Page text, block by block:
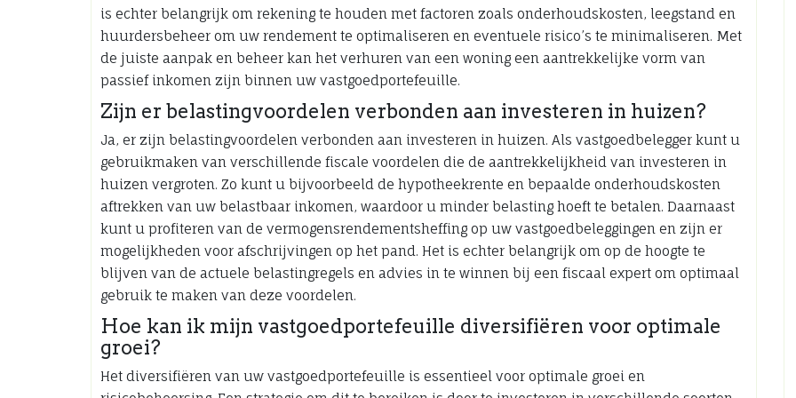
is echter belangrijk om rekening te houden met factoren zoals onderhoudskosten, leegstand en
huurdersbeheer om uw rendement te optimaliseren en eventuele risico’s te minimaliseren. Met
de juiste aanpak en beheer kan het verhuren van een woning een aantrekkelijke vorm van
passief inkomen zijn binnen uw vastgoedportefeuille.
Zijn er belastingvoordelen verbonden aan investeren in huizen?
Ja, er zijn belastingvoordelen verbonden aan investeren in huizen. Als vastgoedbelegger kunt u
gebruikmaken van verschillende fiscale voordelen die de aantrekkelijkheid van investeren in
huizen vergroten. Zo kunt u bijvoorbeeld de hypotheekrente en bepaalde onderhoudskosten
aftrekken van uw belastbaar inkomen, waardoor u minder belasting hoeft te betalen. Daarnaast
kunt u profiteren van de vermogensrendementsheffing op uw vastgoedbeleggingen en zijn er
mogelijkheden voor afschrijvingen op het pand. Het is echter belangrijk om op de hoogte te
blijven van de actuele belastingregels en advies in te winnen bij een fiscaal expert om optimaal
gebruik te maken van deze voordelen.
Hoe kan ik mijn vastgoedportefeuille diversifiëren voor optimale
groei?
Het diversifiëren van uw vastgoedportefeuille is essentieel voor optimale groei en